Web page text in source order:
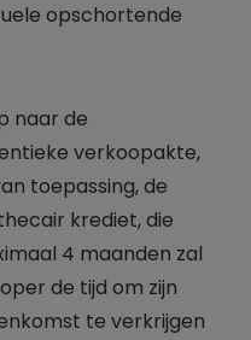
opschortende
naar de
verkoopakte,
toepassing, de
krediet, die
4 maanden zal
de tijd om zijn
te verkrijgen